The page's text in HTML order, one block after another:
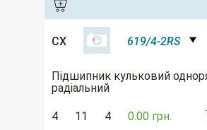
CX 619/4-2RS
Підшипник кульковий
радіальний
4 11 4 0.00 грн.